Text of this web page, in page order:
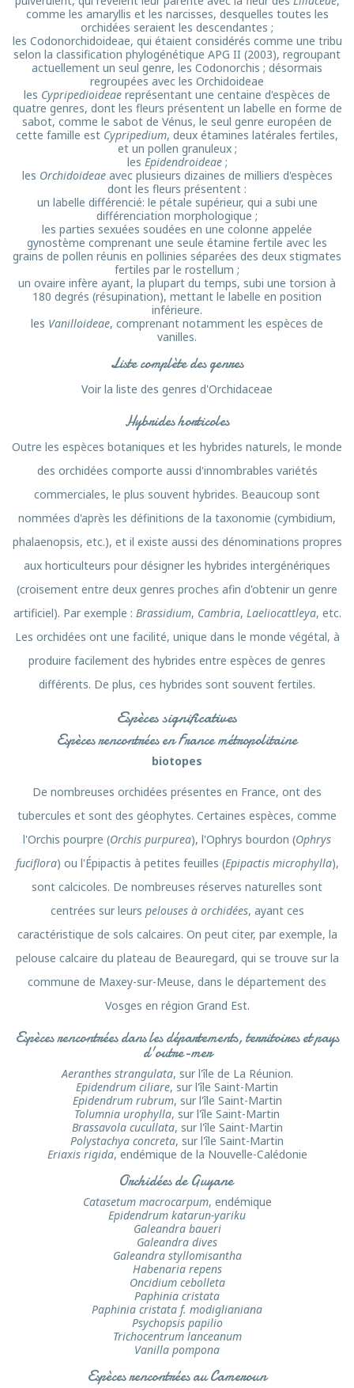
comme les amaryllis et les narcisses, desquelles toutes les
orchidées seraient les descendantes ;
les Codonorchidoideae, qui étaient considérés comme une tribu
selon la classification phylogénétique APG II (2003), regroupant
actuellement un seul genre, les Codonorchis ; désormais
regroupées avec les Orchidoideae
les Cypripedioideae représentant une centaine d'espèces de
quatre genres, dont les fleurs présentent un labelle en forme de
sabot, comme le sabot de Vénus, le seul genre européen de
cette famille est Cypripedium, deux étamines latérales fertiles,
et un pollen granuleux ;
les Epidendroideae;
les Orchidoideaeavec plusieurs dizaines de milliers d'espèces
dont les fleurs présentent :
un labelle différencié: le pétale supérieur, qui a subi une
différenciation morphologique ;
les parties sexuées soudées en une colonne appelée
gynostème comprenant une seule étamine fertile avec les
grains de pollen réunis en pollinies séparées des deux stigmates
fertiles par le rostellum ;
un ovaire infère ayant, la plupart du temps, subi une torsion à
180 degrés (résupination), mettant le labelle en position
inférieure.
les Vanilloideae, comprenant notamment les espèces de
vanilles.
Liste complète des genres
Voir la liste des genres d'Orchidaceae
Hybrides horticoles
Outre les espèces botaniques et les hybrides naturels, le monde
des orchidées comporte aussi d'innombrables variétés
commerciales, le plus souvent hybrides. Beaucoup sont
nommées d'après les définitions de la taxonomie (cymbidium,
phalaenopsis, etc.), et il existe aussi des dénominations propres
aux horticulteurs pour désigner les hybrides intergénériques
(croisement entre deux genres proches afin d'obtenir un genre
artificiel). Par exemple : Brassidium, Cambria, Laeliocattleya, etc.
Les orchidées ont une facilité, unique dans le monde végétal, à
produire facilement des hybrides entre espèces de genres
différents. De plus, ces hybrides sont souvent fertiles.
Espèces significatives
Espèces rencontrées en France métropolitaine
biotopes
De nombreuses orchidées présentes en France, ont des
tubercules et sont des géophytes. Certaines espèces, comme
l'Orchis pourpre (Orchis purpurea), l'Ophrys bourdon (Ophrys
fuciflora) ou l'Épipactis à petites feuilles (Epipactis microphylla),
sont calcicoles. De nombreuses réserves naturelles sont
centrées sur leurs pelouses à orchidées, ayant ces
caractéristique de sols calcaires. On peut citer, par exemple, la
pelouse calcaire du plateau de Beauregard, qui se trouve sur la
commune de Maxey-sur-Meuse, dans le département des
Vosges en région Grand Est.
Espèces rencontrées dans les départements, territoires et pays
d'outre-mer
Aeranthes strangulata, sur l'île de La Réunion.
Epidendrum ciliare, sur l'île Saint-Martin
Epidendrum rubrum, sur l'île Saint-Martin
Tolumnia urophylla, sur l'île Saint-Martin
Brassavola cucullata, sur l'île Saint-Martin
Polystachya concreta, sur l'île Saint-Martin
Eriaxis rigida, endémique de la Nouvelle-Calédonie
Orchidées de Guyane
Catasetum macrocarpum, endémique
Epidendrum katarun-yariku
Galeandra baueri
Galeandra dives
Galeandra styllomisantha
Habenaria repens
Oncidium cebolleta
Paphinia cristata
Paphinia cristata f. modiglianiana
Psychopsis papilio
Trichocentrum lanceanum
Vanilla pompona
Espèces rencontrées au Cameroun